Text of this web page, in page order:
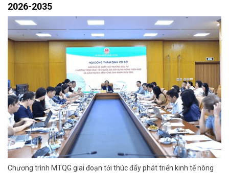
2026-2035
Chương trình MTQG giai đoạn tới thúc đẩy phát triển kinh tế nông